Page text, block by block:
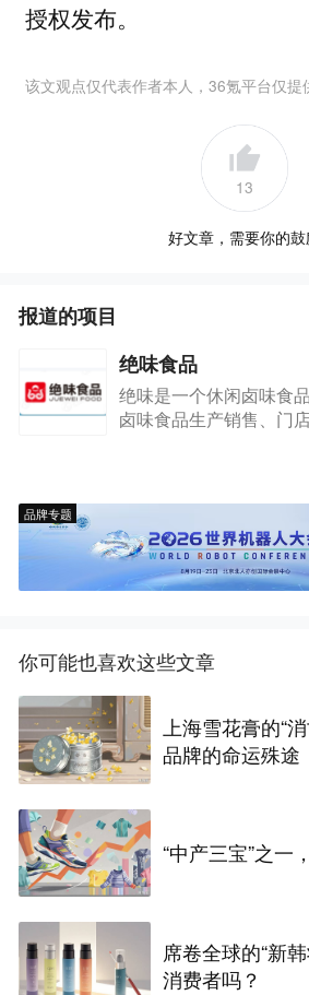
授权发布。
该文观点仅代表作者本人，36氪平台仅提
13
好文章，需要你的鼓
报道的项目
绝味食品
绝味是一个休闲卤味食
卤味食品生产销售、门
品牌专题
你可能也喜欢这些文章
上海雪花膏的“
品牌的命运殊途
“中产三宝”之一
席卷全球的“新
消费者吗？